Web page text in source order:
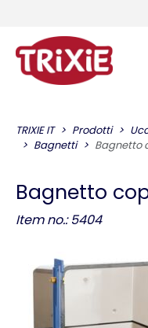
TRIXIE IT Prodotti
Bagnetti
Bagnetto
Bagnetto
Item no.: 5404